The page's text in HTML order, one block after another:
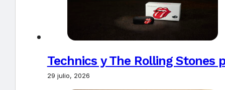
Technics y The Rolling Stones
29 julio, 2026